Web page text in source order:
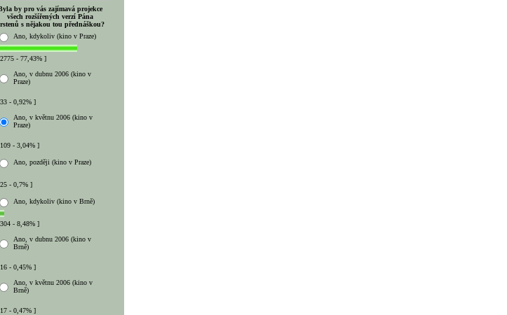
by pro vás zajímavá projekce
všech rozšířených verzí Pána
s nějakou tou přednáškou?
Ano, kdykoliv (kino v Praze)
- 77,43% ]
Ano, v dubnu 2006 (kino v
Praze)
- 0,92% ]
Ano, v květnu 2006 (kino v
Praze)
- 3,04% ]
Ano, později (kino v Praze)
- 0,7% ]
Ano, kdykoliv (kino v Brně)
- 8,48% ]
Ano, v dubnu 2006 (kino v
Brně)
- 0,45% ]
Ano, v květnu 2006 (kino v
Brně)
- 0,47% ]